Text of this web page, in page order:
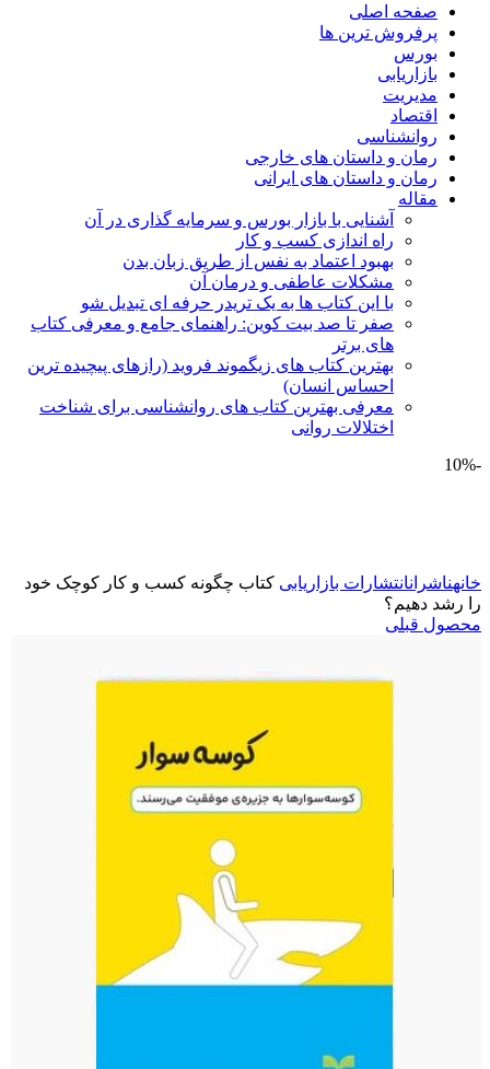
صفحه اصلی
پرفروش ترین ها
بورس
بازاریابی
مدیریت
اقتصاد
روانشناسی
رمان و داستان های خارجی
رمان و داستان های ایرانی
مقاله
آشنایی با بازار بورس و سرمایه گذاری در آن
راه اندازی کسب و کار
بهبود اعتماد به نفس از طریق زبان بدن
مشکلات عاطفی و درمان آن
با این کتاب ها به یک تریدر حرفه ای تبدیل شو
صفر تا صد بیت کوین: راهنمای جامع و معرفی کتاب
های برتر
بهترین کتاب های زیگموند فروید (رازهای پیچیده ترین
احساس انسان)
معرفی بهترین کتاب های روانشناسی برای شناخت
اختلالات روانی
-10%
خانهناشرانانتشارات بازاریابی کتاب چگونه کسب و کار کوچک خود
را رشد دهیم؟
محصول قبلی